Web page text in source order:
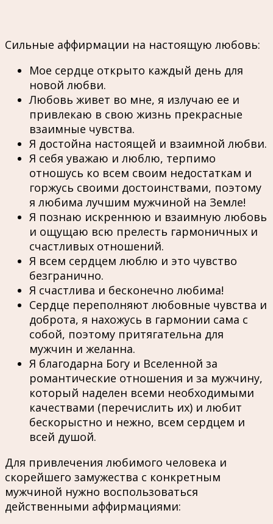
Сильные аффирмации на настоящую любовь:
Мое сердце открыто каждый день для
новой любви.
Любовь живет во мне, я излучаю ее и
привлекаю в свою жизнь прекрасные
взаимные чувства.
Я достойна настоящей и взаимной любви.
Я себя уважаю и люблю, терпимо
отношусь ко всем своим недостаткам и
горжусь своими достоинствами, поэтому
я любима лучшим мужчиной на Земле!
Я познаю искреннюю и взаимную любовь
и ощущаю всю прелесть гармоничных и
счастливых отношений.
Я всем сердцем люблю и это чувство
безгранично.
Я счастлива и бесконечно любима!
Сердце переполняют любовные чувства и
доброта, я нахожусь в гармонии сама с
собой, поэтому притягательна для
мужчин и желанна.
Я благодарна Богу и Вселенной за
романтические отношения и за мужчину,
который наделен всеми необходимыми
качествами (перечислить их) и любит
бескорыстно и нежно, всем сердцем и
всей душой.
Для привлечения любимого человека и
скорейшего замужества с конкретным
мужчиной нужно воспользоваться
действенными аффирмациями: